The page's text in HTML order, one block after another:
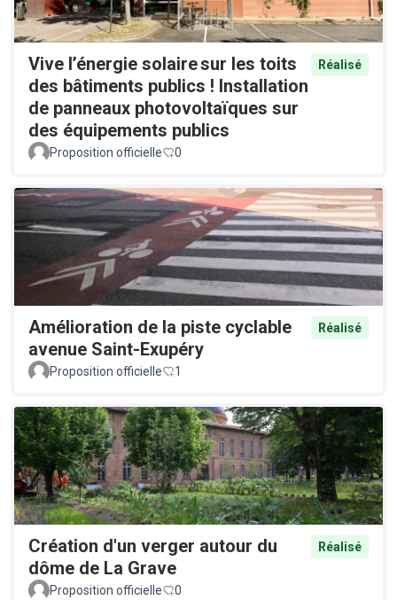
Vive l’énergie solaire sur les toits
des bâtiments publics ! Installation
de panneaux photovoltaïques sur
des équipements publics
Réalisé
Proposition officielle 0
Amélioration de la piste cyclable
avenue Saint-Exupéry
Réalisé
Proposition officielle 1
Création d'un verger autour du
dôme de La Grave
Réalisé
Proposition officielle 0